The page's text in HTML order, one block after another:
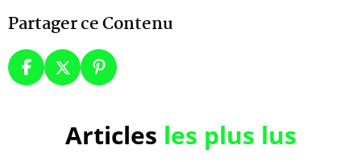
Partager ce Contenu
Articles les plus lus